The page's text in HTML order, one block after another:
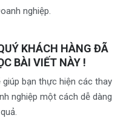
nghiệp.
KHÁCH HÀNG ĐÃ
BÀI VIẾT NÀY !
bạn thực hiện các thay
nghiệp một cách dễ dàng